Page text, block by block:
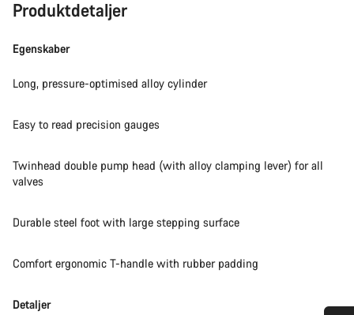
Produktdetaljer
Egenskaber
Long, pressure-optimised alloy cylinder
Easy to read precision gauges
Twinhead double pump head (with alloy clamping lever) for all
valves
Durable steel foot with large stepping surface
Comfort ergonomic T-handle with rubber padding
Detaljer